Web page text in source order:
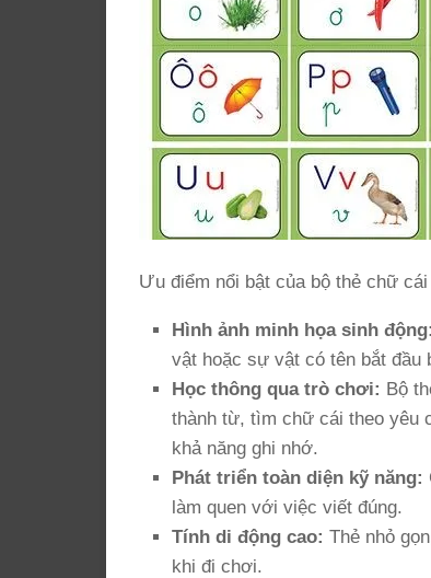
Ưu điểm nổi bật của bộ thẻ chữ
Hình ảnh minh họa sinh động:
vật hoặc sự vật có tên bắt đầu
Học thông qua trò chơi: Bộ
thành từ, tìm chữ cái theo yêu
khả năng ghi nhớ.
Phát triển toàn diện kỹ năng:
làm quen với việc viết đúng.
Tính di động cao: Thẻ nhỏ
khi đi chơi.